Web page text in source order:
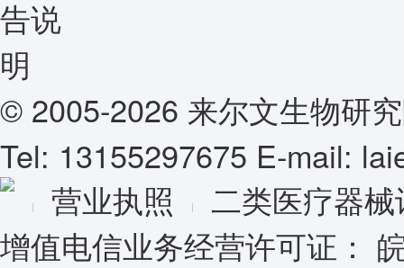
© 2005-2026 来尔文生物研
Tel: 13155297675 E-mail:
营业执照
二类医疗器
增值电信业务经营许可证：